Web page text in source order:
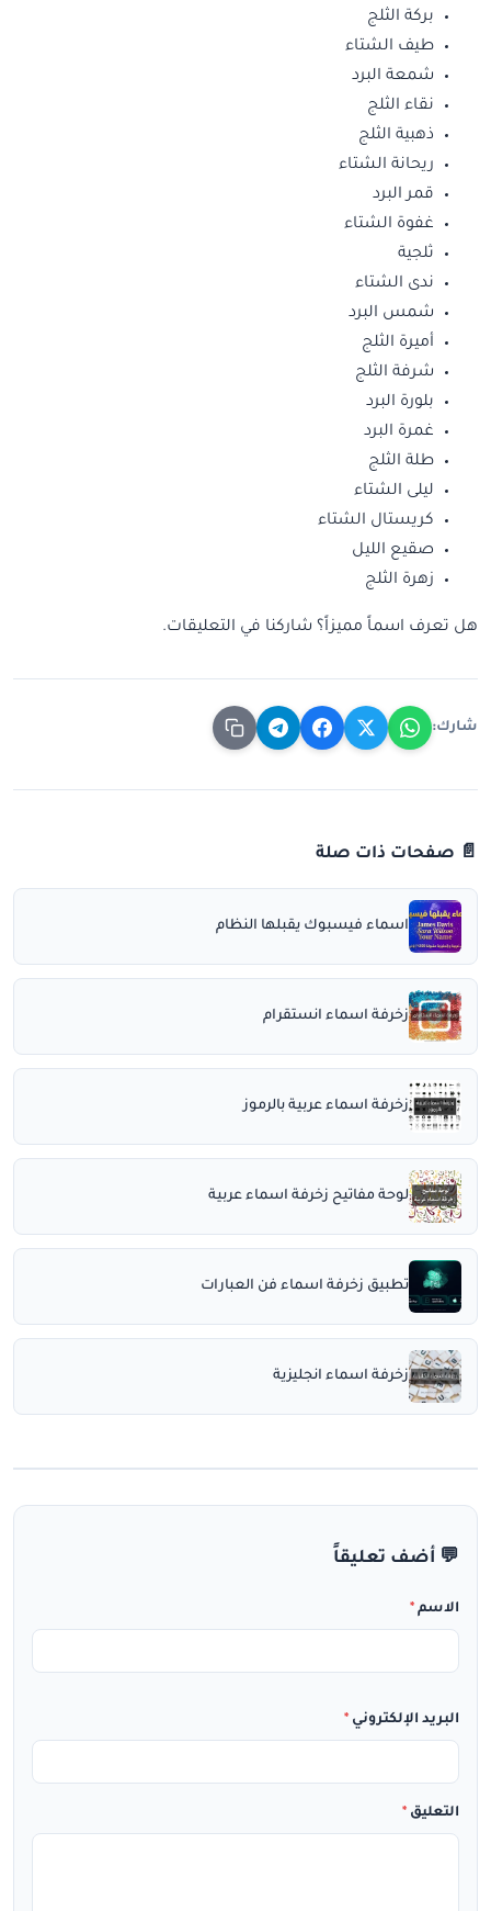
بركة الثلج
طيف الشتاء
شمعة البرد
نقاء الثلج
ذهبية الثلج
ريحانة الشتاء
قمر البرد
غفوة الشتاء
ثلجية
ندى الشتاء
شمس البرد
أميرة الثلج
شرفة الثلج
بلورة البرد
غمرة البرد
طلة الثلج
ليلى الشتاء
كريستال الشتاء
صقيع الليل
زهرة الثلج
هل تعرف اسماً مميزاً؟ شاركنا في التعليقات.
شارك:
📄 صفحات ذات صلة
اسماء فيسبوك يقبلها النظام
زخرفة اسماء انستقرام
زخرفة اسماء عربية بالرموز
لوحة مفاتيح زخرفة اسماء عربية
تطبيق زخرفة اسماء فن العبارات
زخرفة اسماء انجليزية
💬 أضف تعليقاً
الاسم *
البريد الإلكتروني *
التعليق *